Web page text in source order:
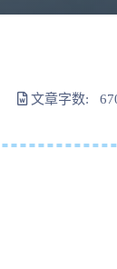
文章字数: